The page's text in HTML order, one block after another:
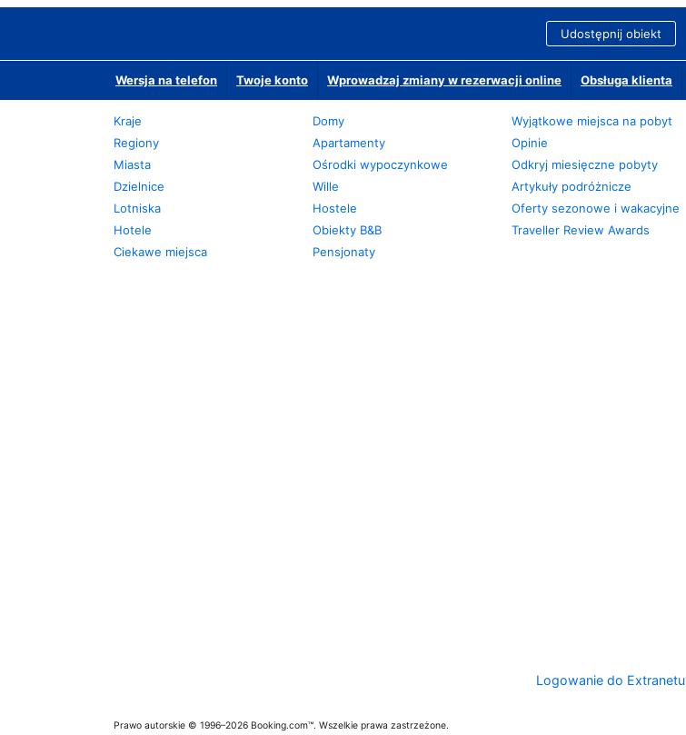
Udostępnij obiekt
Wersja na telefon Twoje konto Wprowadzaj zmiany w rezerwacji online Obsługa klienta
Kraje
Regiony
Miasta
Dzielnice
Lotniska
Hotele
Ciekawe miejsca
Domy
Apartamenty
Ośrodki wypoczynkowe
Wille
Hostele
Obiekty B&B
Pensjonaty
Wyjątkowe miejsca na pobyt
Opinie
Odkryj miesięczne pobyty
Artykuły podróżnicze
Oferty sezonowe i wakacyjne
Traveller Review Awards
Logowanie do Extranetu
Prawo autorskie © 1996–2026 Booking.com™. Wszelkie prawa zastrzeżone.